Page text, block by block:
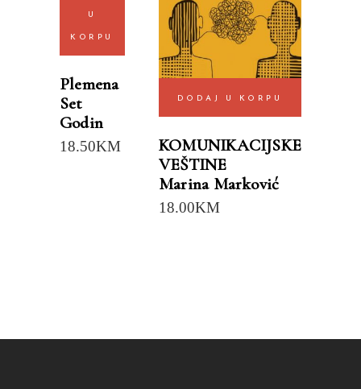
U
KORPU
Plemena
Set
Godin
18.50KM
DODAJ U KORPU
KOMUNIKACIJSKE
VEŠTINE
Marina Marković
18.00KM